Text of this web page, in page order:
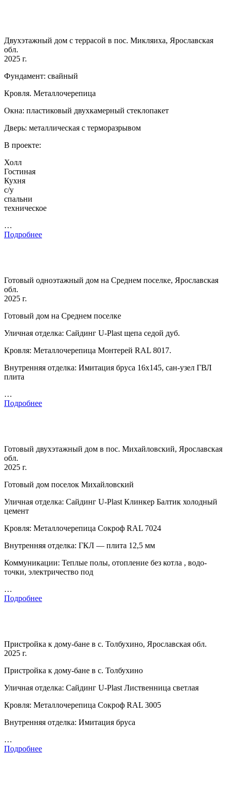
Двухэтажный дом с террасой в пос. Микляиха, Ярославская
обл.
2025 г.
Фундамент: свайный
Кровля. Металлочерепица
Окна: пластиковый двухкамерный стеклопакет
Дверь: металлическая с терморазрывом
В проекте:
Холл
Гостиная
Кухня
с/у
спальни
техническое
…
Подробнее
Готовый одноэтажный дом на Среднем поселке, Ярославская
обл.
2025 г.
Готовый дом на Среднем поселке
Уличная отделка: Сайдинг U-Plast щепа седой дуб.
Кровля: Металлочерепица Монтерей RAL 8017.
Внутренняя отделка: Имитация бруса 16х145, сан-узел ГВЛ
плита
…
Подробнее
Готовый двухэтажный дом в пос. Михайловский, Ярославская
обл.
2025 г.
Готовый дом поселок Михайловский
Уличная отделка: Сайдинг U-Plast Клинкер Балтик холодный
цемент
Кровля: Металлочерепица Сокроф RAL 7024
Внутренняя отделка: ГКЛ — плита 12,5 мм
Коммуникации: Теплые полы, отопление без котла , водо-
точки, электричество под
…
Подробнее
Пристройка к дому-бане в с. Толбухино, Ярославская обл.
2025 г.
Пристройка к дому-бане в с. Толбухино
Уличная отделка: Сайдинг U-Plast Лиственница светлая
Кровля: Металлочерепица Сокроф RAL 3005
Внутренняя отделка: Имитация бруса
…
Подробнее